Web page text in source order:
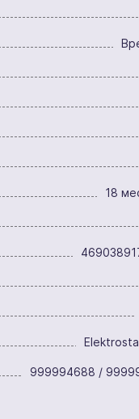
18
999994688 /